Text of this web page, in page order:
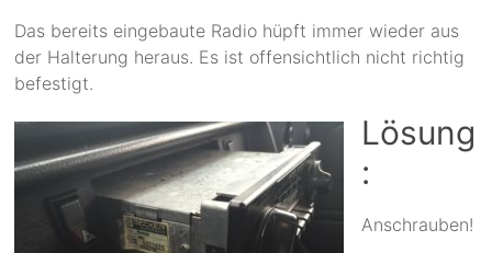
Das bereits eingebaute Radio hüpft immer wieder aus
der Halterung heraus. Es ist offensichtlich nicht richtig
befestigt.
Lösung
:
Anschrauben!